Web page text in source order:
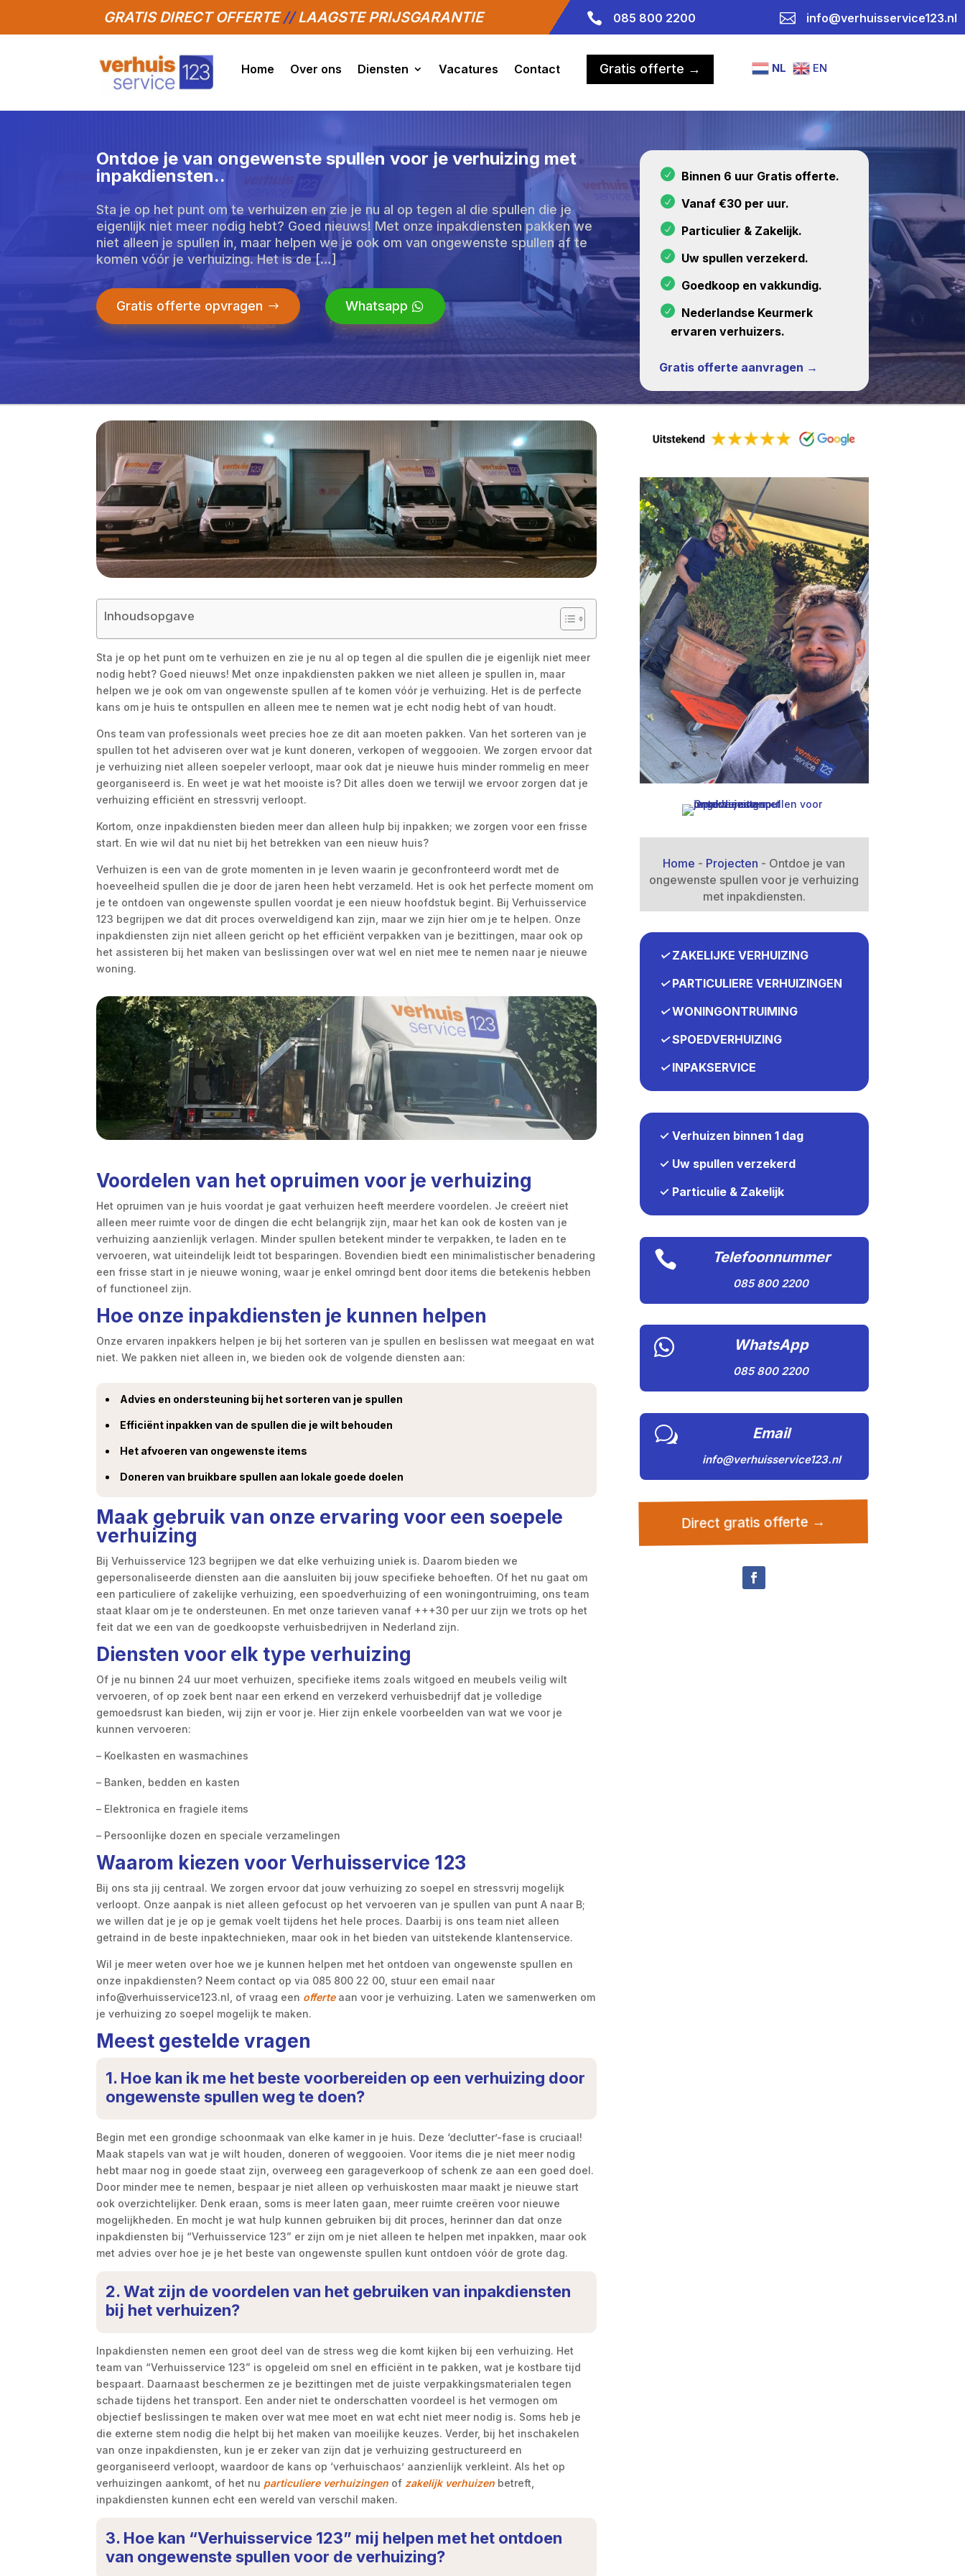
GRATIS DIRECT OFFERTE//LAAGSTE PRIJSGARANTIE  085 800 2200  info@verhuisservice123.nl
Home Over ons Diensten Vacatures Contact Gratis offerte → NL EN
Ontdoe je van ongewenste spullen voor je verhuizing met
inpakdiensten.​.
Sta je op het punt om te verhuizen en zie je nu al op tegen al die spullen die je
eigenlijk niet meer nodig hebt? Goed nieuws! Met onze inpakdiensten pakken we
niet alleen je spullen in, maar helpen we je ook om van ongewenste spullen af te
komen vóór je verhuizing. Het is de […]
Gratis offerte opvragen Whatsapp
Binnen 6 uur Gratis offerte.
Vanaf €30 per uur.
Particulier & Zakelijk.
Uw spullen verzekerd.
Goedkoop en vakkundig.
Nederlandse Keurmerk
ervaren verhuizers.
Gratis offerte aanvragen →
Inhoudsopgave
Sta je op het punt om te verhuizen en zie je nu al op tegen al die spullen die je eigenlijk niet meer
nodig hebt? Goed nieuws! Met onze inpakdiensten pakken we niet alleen je spullen in, maar
helpen we je ook om van ongewenste spullen af te komen vóór je verhuizing. Het is de perfecte
kans om je huis te ontspullen en alleen mee te nemen wat je echt nodig hebt of van houdt.
Ons team van professionals weet precies hoe ze dit aan moeten pakken. Van het sorteren van je
spullen tot het adviseren over wat je kunt doneren, verkopen of weggooien. We zorgen ervoor dat
je verhuizing niet alleen soepeler verloopt, maar ook dat je nieuwe huis minder rommelig en meer
georganiseerd is. En weet je wat het mooiste is? Dit alles doen we terwijl we ervoor zorgen dat je
verhuizing efficiënt en stressvrij verloopt.
Kortom, onze inpakdiensten bieden meer dan alleen hulp bij inpakken; we zorgen voor een frisse
start. En wie wil dat nu niet bij het betrekken van een nieuw huis?
Verhuizen is een van de grote momenten in je leven waarin je geconfronteerd wordt met de
hoeveelheid spullen die je door de jaren heen hebt verzameld. Het is ook het perfecte moment om
je te ontdoen van ongewenste spullen voordat je een nieuw hoofdstuk begint. Bij Verhuisservice
123 begrijpen we dat dit proces overweldigend kan zijn, maar we zijn hier om je te helpen. Onze
inpakdiensten zijn niet alleen gericht op het efficiënt verpakken van je bezittingen, maar ook op
het assisteren bij het maken van beslissingen over wat wel en niet mee te nemen naar je nieuwe
woning.
Voordelen van het opruimen voor je verhuizing
Het opruimen van je huis voordat je gaat verhuizen heeft meerdere voordelen. Je creëert niet
alleen meer ruimte voor de dingen die echt belangrijk zijn, maar het kan ook de kosten van je
verhuizing aanzienlijk verlagen. Minder spullen betekent minder te verpakken, te laden en te
vervoeren, wat uiteindelijk leidt tot besparingen. Bovendien biedt een minimalistischer benadering
een frisse start in je nieuwe woning, waar je enkel omringd bent door items die betekenis hebben
of functioneel zijn.
Hoe onze inpakdiensten je kunnen helpen
Onze ervaren inpakkers helpen je bij het sorteren van je spullen en beslissen wat meegaat en wat
niet. We pakken niet alleen in, we bieden ook de volgende diensten aan:
Advies en ondersteuning bij het sorteren van je spullen
Efficiënt inpakken van de spullen die je wilt behouden
Het afvoeren van ongewenste items
Doneren van bruikbare spullen aan lokale goede doelen
Maak gebruik van onze ervaring voor een soepele
verhuizing
Bij Verhuisservice 123 begrijpen we dat elke verhuizing uniek is. Daarom bieden we
gepersonaliseerde diensten aan die aansluiten bij jouw specifieke behoeften. Of het nu gaat om
een particuliere of zakelijke verhuizing, een spoedverhuizing of een woningontruiming, ons team
staat klaar om je te ondersteunen. En met onze tarieven vanaf +++30 per uur zijn we trots op het
feit dat we een van de goedkoopste verhuisbedrijven in Nederland zijn.
Diensten voor elk type verhuizing
Of je nu binnen 24 uur moet verhuizen, specifieke items zoals witgoed en meubels veilig wilt
vervoeren, of op zoek bent naar een erkend en verzekerd verhuisbedrijf dat je volledige
gemoedsrust kan bieden, wij zijn er voor je. Hier zijn enkele voorbeelden van wat we voor je
kunnen vervoeren:
– Koelkasten en wasmachines
– Banken, bedden en kasten
– Elektronica en fragiele items
– Persoonlijke dozen en speciale verzamelingen
Waarom kiezen voor Verhuisservice 123
Bij ons sta jij centraal. We zorgen ervoor dat jouw verhuizing zo soepel en stressvrij mogelijk
verloopt. Onze aanpak is niet alleen gefocust op het vervoeren van je spullen van punt A naar B;
we willen dat je je op je gemak voelt tijdens het hele proces. Daarbij is ons team niet alleen
getraind in de beste inpaktechnieken, maar ook in het bieden van uitstekende klantenservice.
Wil je meer weten over hoe we je kunnen helpen met het ontdoen van ongewenste spullen en
onze inpakdiensten? Neem contact op via 085 800 22 00, stuur een email naar
info@verhuisservice123.nl, of vraag een offerteaan voor je verhuizing. Laten we samenwerken om
je verhuizing zo soepel mogelijk te maken.
Meest gestelde vragen
1. Hoe kan ik me het beste voorbereiden op een verhuizing door
ongewenste spullen weg te doen?
Begin met een grondige schoonmaak van elke kamer in je huis. Deze ‘declutter’-fase is cruciaal!
Maak stapels van wat je wilt houden, doneren of weggooien. Voor items die je niet meer nodig
hebt maar nog in goede staat zijn, overweeg een garageverkoop of schenk ze aan een goed doel.
Door minder mee te nemen, bespaar je niet alleen op verhuiskosten maar maakt je nieuwe start
ook overzichtelijker. Denk eraan, soms is meer laten gaan, meer ruimte creëren voor nieuwe
mogelijkheden. En mocht je wat hulp kunnen gebruiken bij dit proces, herinner dan dat onze
inpakdiensten bij “Verhuisservice 123” er zijn om je niet alleen te helpen met inpakken, maar ook
met advies over hoe je je het beste van ongewenste spullen kunt ontdoen vóór de grote dag.
2. Wat zijn de voordelen van het gebruiken van inpakdiensten
bij het verhuizen?
Inpakdiensten nemen een groot deel van de stress weg die komt kijken bij een verhuizing. Het
team van “Verhuisservice 123” is opgeleid om snel en efficiënt in te pakken, wat je kostbare tijd
bespaart. Daarnaast beschermen ze je bezittingen met de juiste verpakkingsmaterialen tegen
schade tijdens het transport. Een ander niet te onderschatten voordeel is het vermogen om
objectief beslissingen te maken over wat mee moet en wat echt niet meer nodig is. Soms heb je
die externe stem nodig die helpt bij het maken van moeilijke keuzes. Verder, bij het inschakelen
van onze inpakdiensten, kun je er zeker van zijn dat je verhuizing gestructureerd en
georganiseerd verloopt, waardoor de kans op ‘verhuischaos’ aanzienlijk verkleint. Als het op
verhuizingen aankomt, of het nu particuliere verhuizingen of zakelijk verhuizen betreft,
inpakdiensten kunnen echt een wereld van verschil maken.
3. Hoe kan “Verhuisservice 123” mij helpen met het ontdoen
van ongewenste spullen voor de verhuizing?
Home - Projecten - Ontdoe je van
ongewenste spullen voor je verhuizing
met inpakdiensten.​
✓ZAKELIJKE VERHUIZING
✓PARTICULIERE VERHUIZINGEN
✓WONINGONTRUIMING
✓SPOEDVERHUIZING
✓INPAKSERVICE
✓ Verhuizen binnen 1 dag
✓ Uw spullen verzekerd
✓ Particulie & Zakelijk
 Telefoonnummer
085 800 2200
 WhatsApp
085 800 2200
w Email
info@verhuisservice123.nl
Direct gratis offerte →